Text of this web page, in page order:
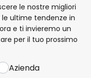
le nostre migliori
ultime tendenze in
e ti invieremo un
per il tuo prossimo
Azienda